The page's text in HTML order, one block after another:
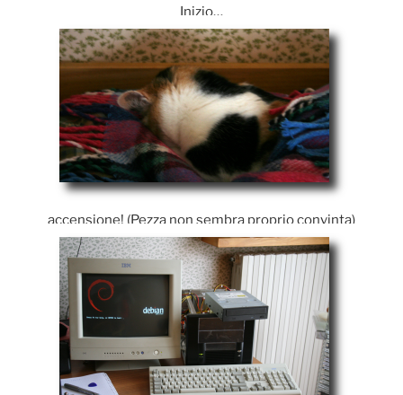
Inizio…
accensione! (Pezza non sembra proprio convinta)